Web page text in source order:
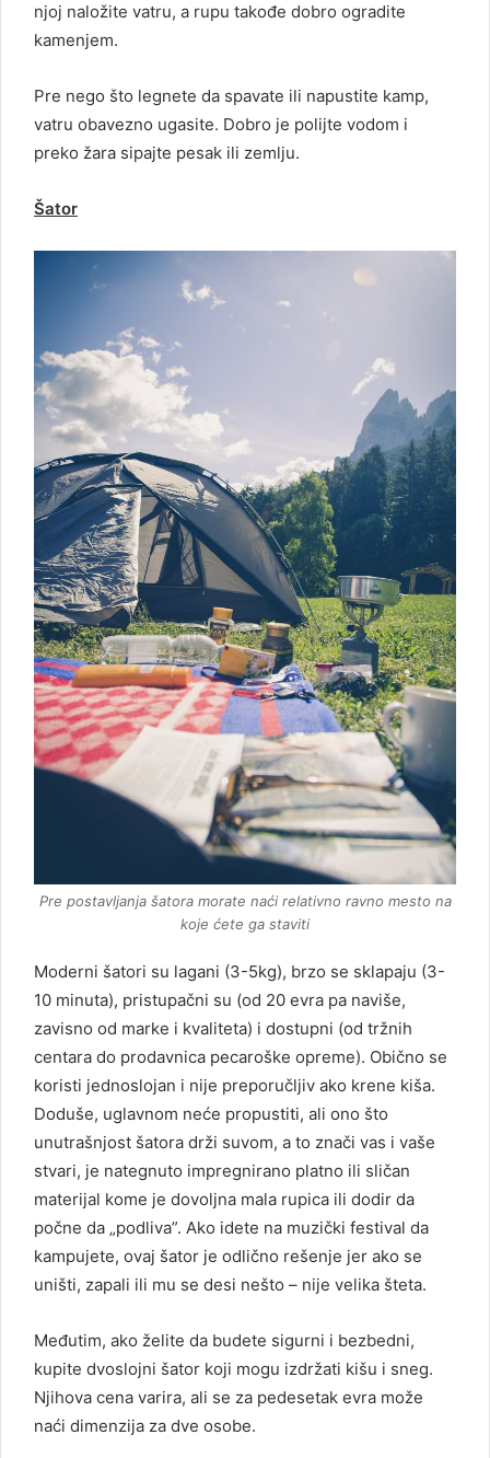
njoj naložite vatru, a rupu takođe dobro ogradite
kamenjem.
Pre nego što legnete da spavate ili napustite kamp,
vatru obavezno ugasite. Dobro je polijte vodom i
preko žara sipajte pesak ili zemlju.
Šator
Pre postavljanja šatora morate naći relativno ravno mesto na
koje ćete ga staviti
Moderni šatori su lagani (3-5kg), brzo se sklapaju (3-
10 minuta), pristupačni su (od 20 evra pa naviše,
zavisno od marke i kvaliteta) i dostupni (od tržnih
centara do prodavnica pecaroške opreme). Obično se
koristi jednoslojan i nije preporučljiv ako krene kiša.
Doduše, uglavnom neće propustiti, ali ono što
unutrašnjost šatora drži suvom, a to znači vas i vaše
stvari, je nategnuto impregnirano platno ili sličan
materijal kome je dovoljna mala rupica ili dodir da
počne da „podliva”. Ako idete na muzički festival da
kampujete, ovaj šator je odlično rešenje jer ako se
uništi, zapali ili mu se desi nešto – nije velika šteta.
Međutim, ako želite da budete sigurni i bezbedni,
kupite dvoslojni šator koji mogu izdržati kišu i sneg.
Njihova cena varira, ali se za pedesetak evra može
naći dimenzija za dve osobe.